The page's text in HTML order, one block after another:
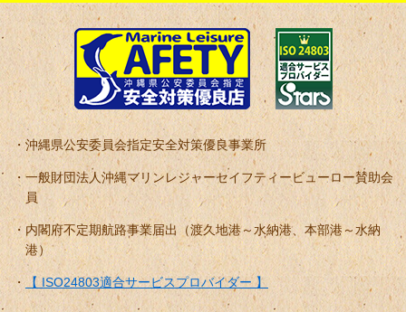
沖縄県公安委員会指定安全対策優良事業所
一般財団法人沖縄マリンレジャーセイフティービューロー賛助会
員
内閣府不定期航路事業届出（渡久地港～水納港、本部港～水納
港）
【 ISO24803適合サービスプロバイダー 】